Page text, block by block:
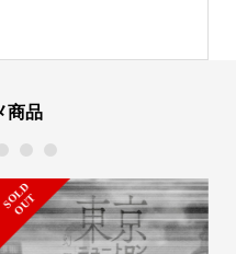
商品
S
O
L
D
O
U
T